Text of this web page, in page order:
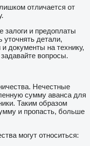
отличается от
залоги и предоплаты
уточнять детали,
документы на технику,
вопросы.
Нечестные
сумму аванса для
Таким образом
и пропасть, больше
могут относиться: